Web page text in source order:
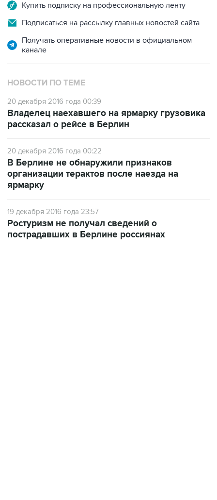
Купить подписку на профессиональную ленту
Подписаться на рассылку главных новостей сайта
Получать оперативные новости в официальном
канале
НОВОСТИ ПО ТЕМЕ
20 декабря 2016 года 00:39
Владелец наехавшего на ярмарку грузовика
рассказал о рейсе в Берлин
20 декабря 2016 года 00:22
В Берлине не обнаружили признаков
организации терактов после наезда на
ярмарку
19 декабря 2016 года 23:57
Ростуризм не получал сведений о
пострадавших в Берлине россиянах